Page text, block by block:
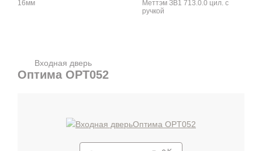
16мм
Меттэм ЗВ1 713.0.0 цил. с
ручкой
Входная дверь
Оптима OPT052